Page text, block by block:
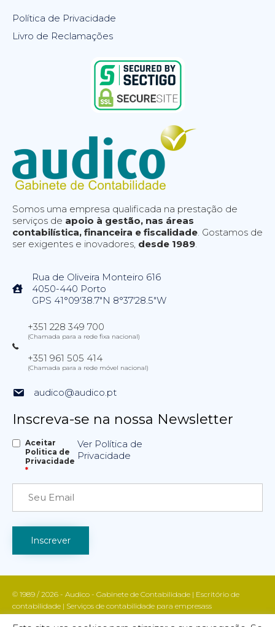
Política de Privacidade
Livro de Reclamações
Somos uma empresa qualificada na prestação de
serviços de apoio à gestão, nas áreas
contabilística, financeira e fiscalidade . Gostamos de
ser exigentes e inovadores, desde 1989
Rua de Oliveira Monteiro 616
4050-440 Porto
GPS 41°09'38.7"N 8°37'28.5"W
+351 228 349 700
(Chamada para a rede fixa nacional)
+351 961 505 414
(Chamada para a rede móvel nacional)
audico@audico.pt
Inscreva-se na nossa Newsletter
Aceitar
Politica de
Privacidade
*
Ver Política de
Privacidade
© 1989 / 2026 - Audico - Gabinete de Contabilidade | Escritório de
contabilidade | Serviços de contabilidade para empresass